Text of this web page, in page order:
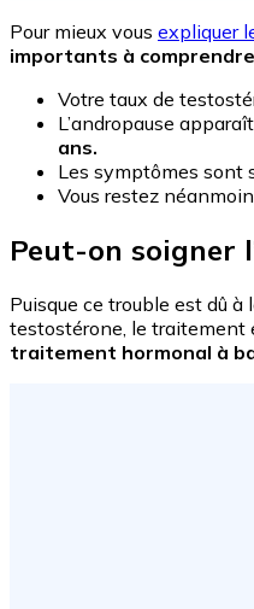
Pour mieux vous expliquer
importants à
Votre taux de
L’andropause
ans.
Les symptômes sont
Vous restez
Peut-on soigner
Puisque ce trouble est dû
testostérone, le
traitement hormonal à